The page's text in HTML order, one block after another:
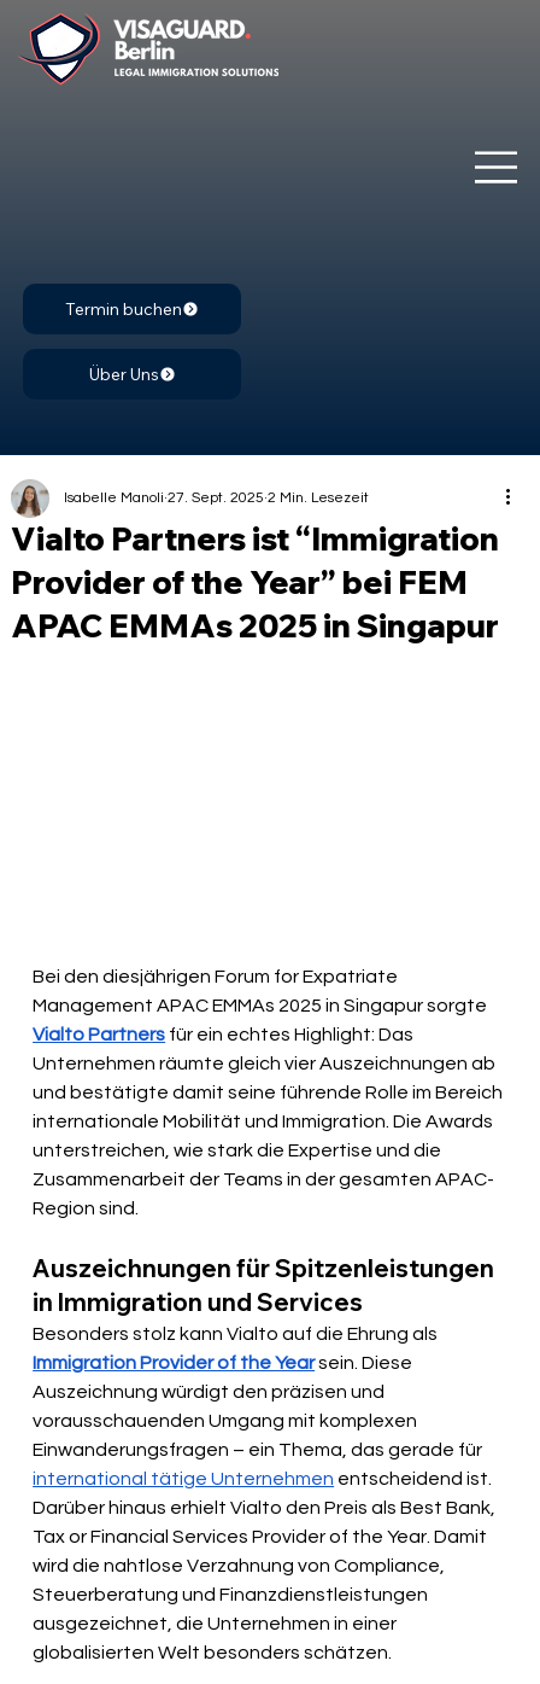
Termin buchen
Über Uns
Vialto Partners ist “Immigration
Provider of the Year” bei FEM
APAC EMMAs 2025 in Singapur
Isabelle Manoli 27. Sept. 2025 2 Min. Lesezeit
Bei den diesjährigen Forum for Expatriate
Management APAC EMMAs 2025 in Singapur sorgte
Vialto Partners für ein echtes Highlight: Das
Unternehmen räumte gleich vier Auszeichnungen ab
und bestätigte damit seine führende Rolle im Bereich
internationale Mobilität und Immigration. Die Awards
unterstreichen, wie stark die Expertise und die
Zusammenarbeit der Teams in der gesamten APAC-
Region sind.
Auszeichnungen für Spitzenleistungen
in Immigration und Services
Besonders stolz kann Vialto auf die Ehrung als
Immigration Provider of the Year sein. Diese
Auszeichnung würdigt den präzisen und
vorausschauenden Umgang mit komplexen
Einwanderungsfragen – ein Thema, das gerade für
international tätige Unternehmen entscheidend ist.
Darüber hinaus erhielt Vialto den Preis als Best Bank,
Tax or Financial Services Provider of the Year. Damit
wird die nahtlose Verzahnung von Compliance,
Steuerberatung und Finanzdienstleistungen
ausgezeichnet, die Unternehmen in einer
globalisierten Welt besonders schätzen.